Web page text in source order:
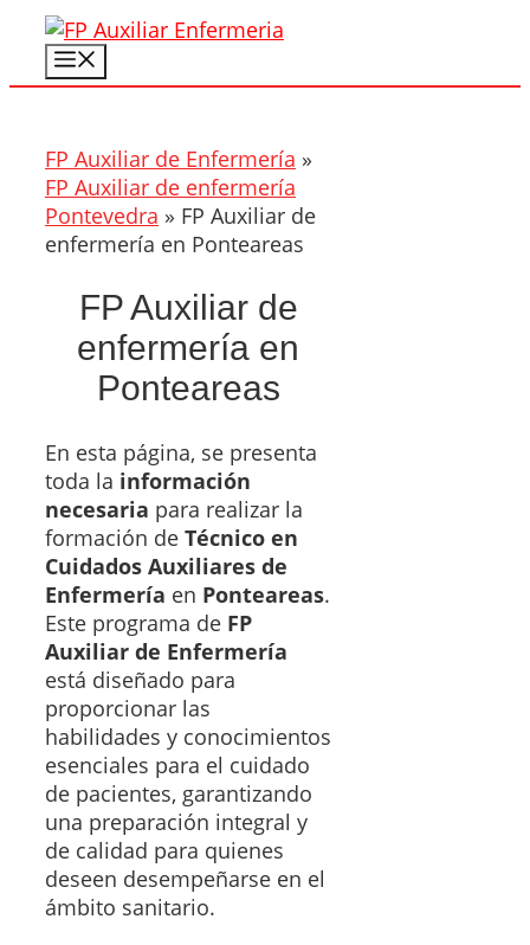
Saltar
contenido
FP Auxiliar de Enfermería »
FP Auxiliar de enfermería
Pontevedra » FP Auxiliar de
enfermería en Ponteareas
FP Auxiliar de
enfermería en
Ponteareas
En esta página, se presenta
toda la información
necesaria para realizar la
formación de Técnico en
Cuidados Auxiliares de
Enfermería en Ponteareas.
Este programa de FP
Auxiliar de Enfermería
está diseñado para
proporcionar las
habilidades y conocimientos
esenciales para el cuidado
de pacientes, garantizando
una preparación integral y
de calidad para quienes
deseen desempeñarse en el
ámbito sanitario.